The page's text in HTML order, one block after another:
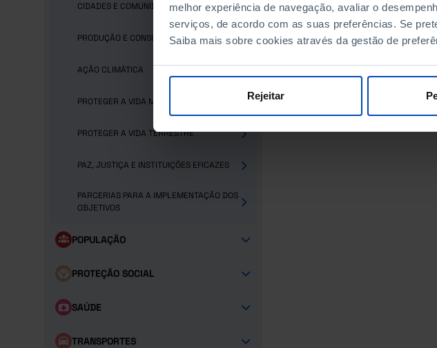
melhor experiência de navegação, avaliar o
serviços, de acordo com as suas preferências. Se
Saiba mais sobre cookies através da gestão de
Rejeitar
CIDADES E COMUNIDADES SUSTENTÁVEIS
PRODUÇÃO E CONSUMO SUSTENTÁVEIS
AÇÃO CLIMÁTICA
PROTEGER A VIDA MARINHA
PROTEGER A VIDA TERRESTRE
PAZ, JUSTIÇA E INSTITUIÇÕES EFICAZES
PARCERIAS PARA A IMPLEMENTAÇÃO DOS
OBJETIVOS
POPULAÇÃO
PROTEÇÃO SOCIAL
SAÚDE
TRANSPORTES